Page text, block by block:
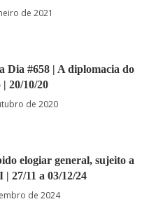
de 2021
Dia #658 | A diplomacia do
20/10/20
de 2020
elogiar general, sujeito a
27/11 a 03/12/24
de 2024